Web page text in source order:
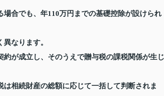
合でも、年110万円までの基礎控除が設けられ
なります。
が成立し、そのうえで贈与税の課税関係が生じ
相続財産の総額に応じて一括して判断されま